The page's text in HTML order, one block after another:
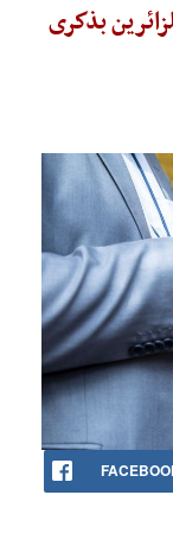
بذكرى